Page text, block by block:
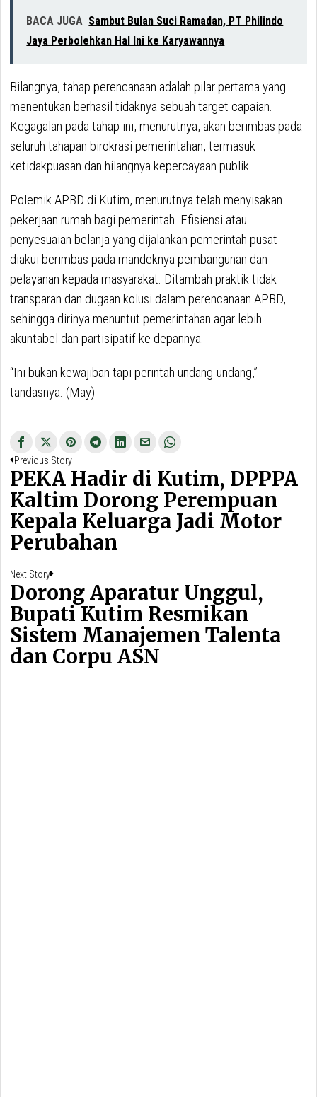
BACA JUGA Sambut Bulan Suci Ramadan, PT Philindo
Jaya Perbolehkan Hal Ini ke Karyawannya
Bilangnya, tahap perencanaan adalah pilar pertama yang
menentukan berhasil tidaknya sebuah target capaian.
Kegagalan pada tahap ini, menurutnya, akan berimbas pada
seluruh tahapan birokrasi pemerintahan, termasuk
ketidakpuasan dan hilangnya kepercayaan publik.
Polemik APBD di Kutim, menurutnya telah menyisakan
pekerjaan rumah bagi pemerintah. Efisiensi atau
penyesuaian belanja yang dijalankan pemerintah pusat
diakui berimbas pada mandeknya pembangunan dan
pelayanan kepada masyarakat. Ditambah praktik tidak
transparan dan dugaan kolusi dalam perencanaan APBD,
sehingga dirinya menuntut pemerintahan agar lebih
akuntabel dan partisipatif ke depannya.
“Ini bukan kewajiban tapi perintah undang-undang,”
tandasnya. (May)
Navigasi
pos
Previous StoryPrevious
post:
PEKA Hadir di Kutim, DPPPA
Kaltim Dorong Perempuan
Kepala Keluarga Jadi Motor
Perubahan
Next Story Next
post:
Dorong Aparatur Unggul,
Bupati Kutim Resmikan
Sistem Manajemen Talenta
dan Corpu ASN